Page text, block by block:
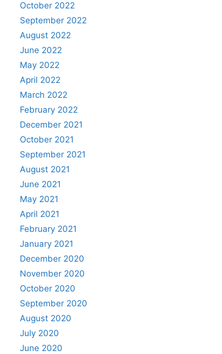
October 2022
September 2022
August 2022
June 2022
May 2022
April 2022
March 2022
February 2022
December 2021
October 2021
September 2021
August 2021
June 2021
May 2021
April 2021
February 2021
January 2021
December 2020
November 2020
October 2020
September 2020
August 2020
July 2020
June 2020